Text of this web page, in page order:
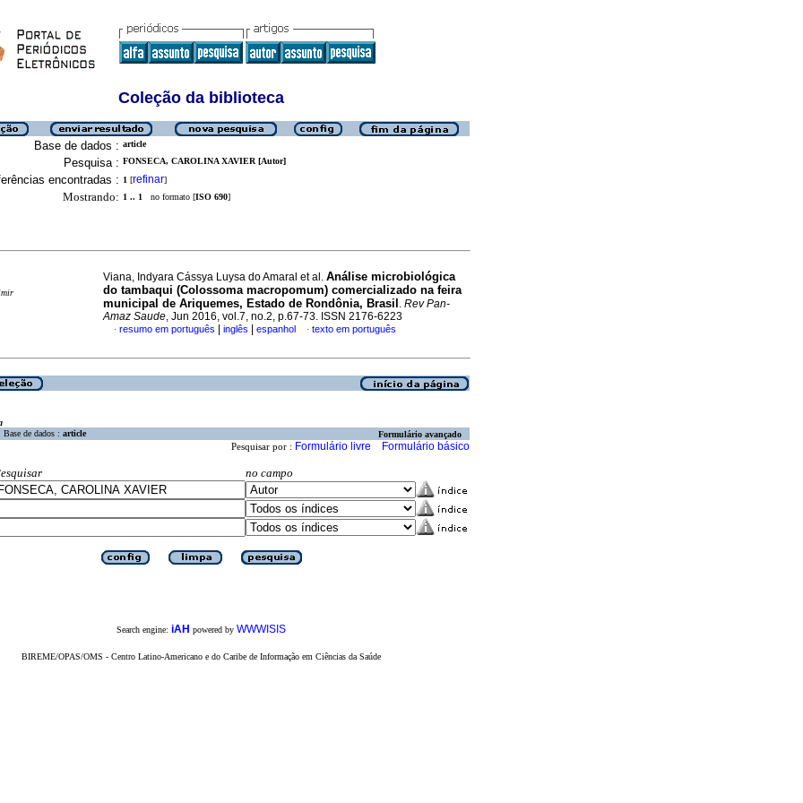
Coleção da biblioteca
Base de dados : article
Pesquisa : FONSECA, CAROLINA XAVIER [Autor]
encontradas : 1 [refinar]
Mostrando: 1 .. 1 no formato [ISO 690]
Viana, Indyara Cássya Luysa do Amaral et al. Análise microbiológica
do tambaqui (Colossoma macropomum) comercializado na feira
municipal de Ariquemes, Estado de Rondônia, Brasil . Rev Pan-
Amaz Saude, Jun 2016, vol.7, no.2, p.67-73. ISSN 2176-6223
· resumo em português inglês espanhol · texto em português
Base de dados : article Formulário avançado
Pesquisar por : Formulário livre Formulário básico
no campo
Search engine: iAH powered by WWWISIS
BIREME/OPAS/OMS - Centro Latino-Americano e do Caribe de Informação em Ciências da Saúde